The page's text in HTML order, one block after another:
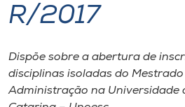
I.nova
Diplomados
R/2017
Dispõe sobre a abertura de
disciplinas isoladas do
Administração na Universidade